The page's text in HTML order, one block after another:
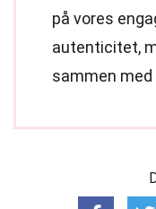
på vores
autenticitet,
sammen med